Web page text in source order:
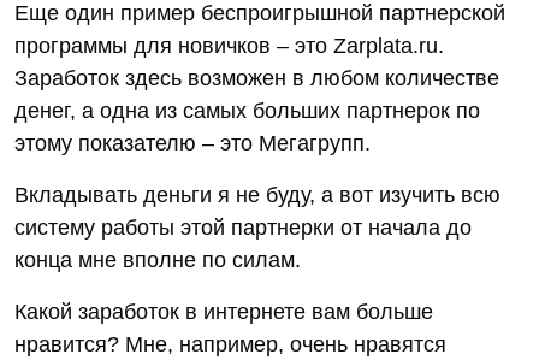
Еще один пример беспроигрышной партнерской
программы для новичков – это Zarplata.ru.
Заработок здесь возможен в любом количестве
денег, а одна из самых больших партнерок по
этому показателю – это Мегагрупп.
Вкладывать деньги я не буду, а вот изучить всю
систему работы этой партнерки от начала до
конца мне вполне по силам.
Какой заработок в интернете вам больше
нравится? Мне, например, очень нравятся